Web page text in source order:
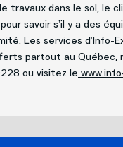
travaux dans le sol, le
savoir s’il y a des
Les services d’Info-
partout au Québec,
ou visitez le